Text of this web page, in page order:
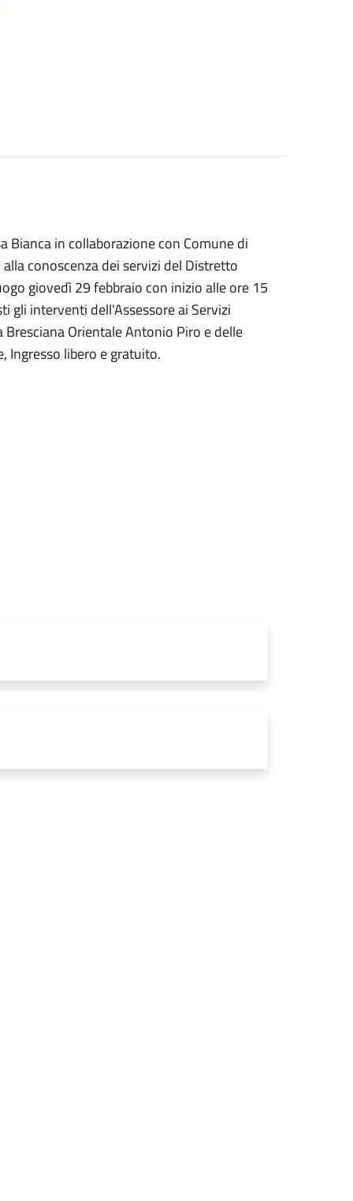
Bianca in collaborazione con Comune di
conoscenza dei servizi del Distretto
giovedì 29 febbraio con inizio alle ore 15
gli interventi dell'Assessore ai Servizi
Orientale Antonio Piro e delle
Ingresso libero e gratuito.